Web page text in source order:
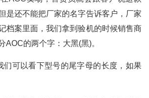
是还不能把厂家的名字告诉客户，厂家
档案里面，我们拿到验机的时候销售商
AOC的两个字：大黑(黑)。
们可以看下型号的尾字母的长度，如果